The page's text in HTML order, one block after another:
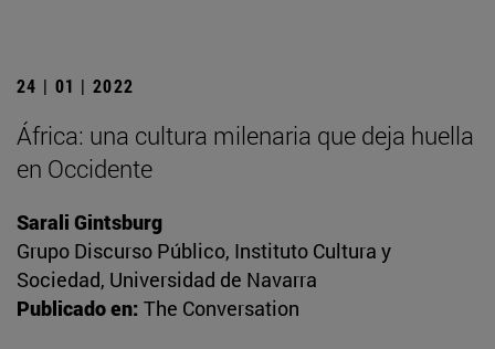
24 | 01 | 2022
África: una cultura milenaria que deja huella
en Occidente
Sarali Gintsburg
Grupo Discurso Público, Instituto Cultura y
Sociedad, Universidad de Navarra
Publicado en: The Conversation